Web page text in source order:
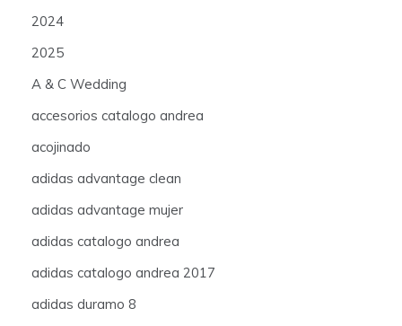
2024
2025
A & C Wedding
accesorios catalogo andrea
acojinado
adidas advantage clean
adidas advantage mujer
adidas catalogo andrea
adidas catalogo andrea 2017
adidas duramo 8